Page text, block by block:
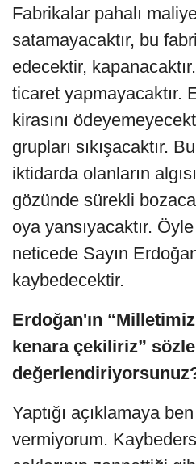
Fabrikalar pahalı
satamayacaktır, bu
edecektir,
ticaret yapmayacaktır.
kirasını
grupları sıkışacaktır.
iktidarda olanların
gözünde sürekli
oya yansıyacaktır.
neticede Sayın
kaybedecektir.
Erdoğan'ın
kenara çekiliriz”
Yaptığı açıklamaya
vermiyorum.